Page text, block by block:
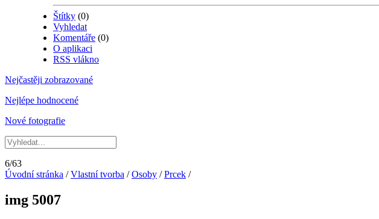
Štítky (0)
Vyhledat
Komentáře (0)
O aplikaci
RSS vlákno
Nejčastěji zobrazované
Nejlépe hodnocené
Nové fotografie
6/63
Úvodní stránka /Vlastní tvorba /Osoby /Prcek /
img 5007